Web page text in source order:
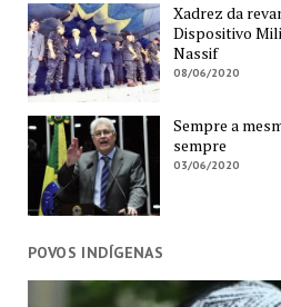
Xadrez da
Dispositivo
Nassif
08/06/2020
Sempre a
sempre
03/06/2020
POVOS INDÍGENAS